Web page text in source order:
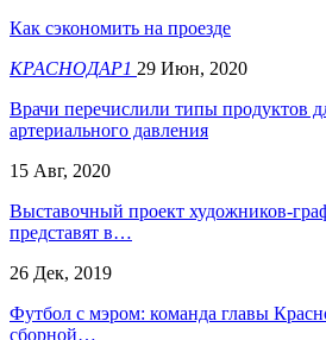
Как сэкономить на проезде
КРАСНОДАР1 29 Июн, 2020
Врачи перечислили типы продуктов
артериального давления
15 Авг, 2020
Выставочный проект художников-
представят в…
26 Дек, 2019
Футбол с мэром: команда главы
сборной…